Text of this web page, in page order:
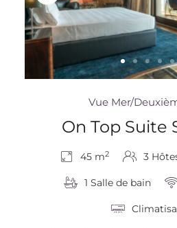
Vue Mer/
On Top Suite
45 m2 3
1 Salle de bain